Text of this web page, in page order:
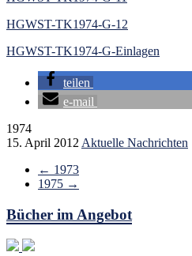
HGWST-TK1974-G-12
HGWST-TK1974-G-Einlagen
teilen
e-mail
1974
15. April 2012 Aktuelle Nachrichten
← 1973
1975 →
Bücher im Angebot